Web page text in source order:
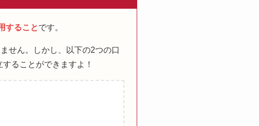
することです。
せん。しかし、以下の2つの口
ることができますよ！